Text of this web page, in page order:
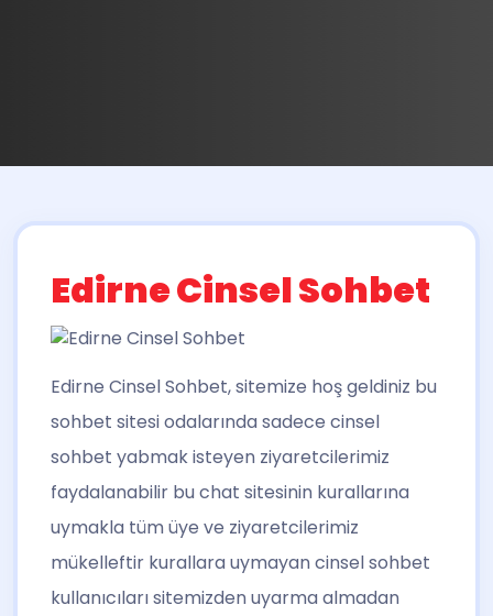
Edirne Cinsel Sohbet
Edirne Cinsel Sohbet, sitemize hoş geldiniz bu
sohbet sitesi odalarında sadece cinsel
sohbet yabmak isteyen ziyaretcilerimiz
faydalanabilir bu chat sitesinin kurallarına
uymakla tüm üye ve ziyaretcilerimiz
mükelleftir kurallara uymayan cinsel sohbet
kullanıcıları sitemizden uyarma almadan